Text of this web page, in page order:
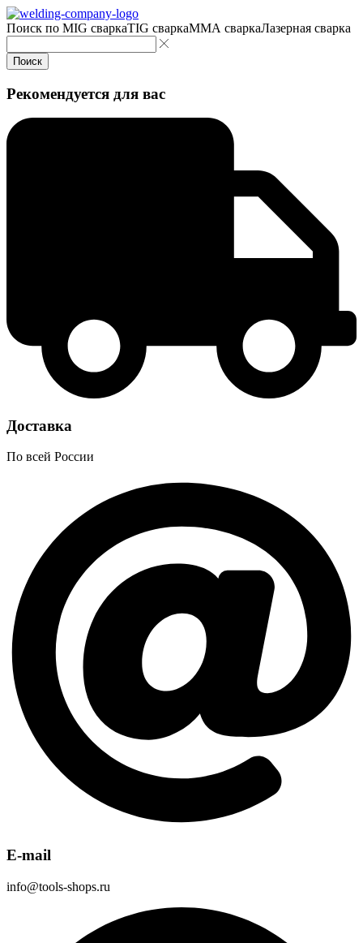
Поиск по MIG сваркаTIG сваркаMMA сваркаЛазерная сварка
Поиск
Рекомендуется для вас
Доставка
По всей России
E-mail
info@tools-shops.ru